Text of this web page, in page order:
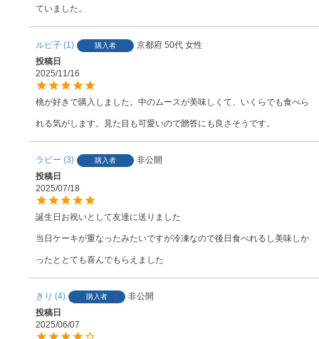
ていました。
ルピ子 1 購入者 京都府 50代 女性
投稿日
2025/11/16
桃が好きで購入しました。中のムースが美味しくて、いくらでも食べら
れる気がします。見た目も可愛いので贈答にも良さそうです。
ラビー 3 購入者
非公開
投稿日
2025/07/18
誕生日お祝いとして友達に送りました
当日ケーキが重なったみたいですが冷凍なので後日食べれるし美味しか
ったととても喜んでもらえました
きり 4 購入者
非公開
投稿日
2025/06/07